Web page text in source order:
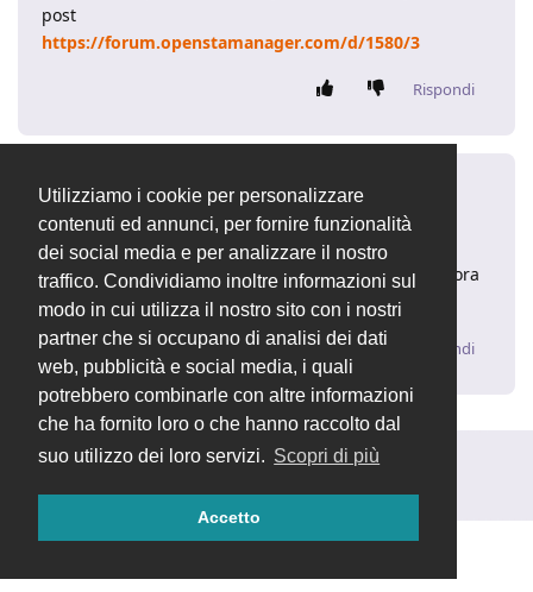
Utilizziamo i cookie per personalizzare
contenuti ed annunci, per fornire funzionalità
dei social media e per analizzare il nostro
traffico. Condividiamo inoltre informazioni sul
modo in cui utilizza il nostro sito con i nostri
partner che si occupano di analisi dei dati
web, pubblicità e social media, i quali
potrebbero combinarle con altre informazioni
che ha fornito loro o che hanno raccolto dal
suo utilizzo dei loro servizi. Scopri di più
Accetto
post
https://forum.openstamanager.com/d/1580/3
Rispondi
M Max 13 dic 2019
Grazie Dasc3er,
ho risolto aggiornando il codice come consigliato e ora
funziona.
Rispondi
Rispondi alla discussione...